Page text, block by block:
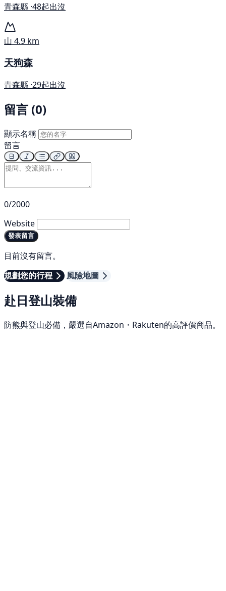
青森縣 ·48起出沒
山 4.9 km
天狗森
青森縣 ·29起出沒
留言 (0)
顯示名稱
留言
0/2000
Website
發表留言
目前沒有留言。
規劃您的行程
風險地圖
赴日登山裝備
防熊與登山必備，嚴選自Amazon・Rakuten的高評價商品。